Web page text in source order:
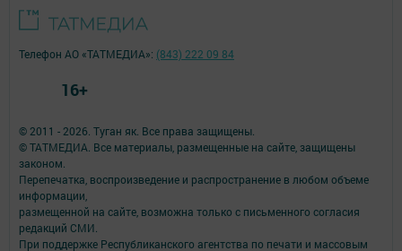
© 2011 - 2026. Туган як. Все права защищены.
© ТАТМЕДИА. Все материалы, размещенные на сайте, защищены
законом.
Перепечатка, воспроизведение и распространение в любом объеме
информации,
размещенной на сайте, возможна только с письменного согласия
редакций СМИ.
При поддержке Республиканского агентства по печати и массовым
Телефон АО «ТАТМЕДИА»: (843) 222 09 84
16+